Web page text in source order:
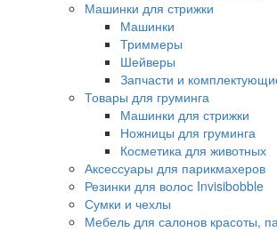
Машинки для стрижки
Машинки
Триммеры
Шейверы
Запчасти и
Товары для груминга
Машинки для стрижки
Ножницы для груминга
Косметика для животных
Аксессуары для парикмахеров
Резинки для волос Invisibobble
Сумки и чехлы
Мебель для салонов красоты,